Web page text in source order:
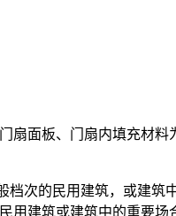
扇面板、门扇内填充材
次的民用建筑，或建
用建筑或建筑中的重要场